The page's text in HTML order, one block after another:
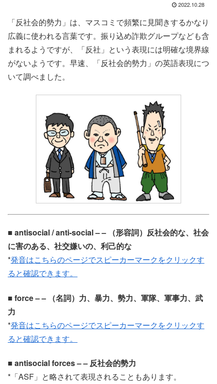
2022.10.28
「反社会的勢力」は、マスコミで頻繁に見聞きするかなり
広義に使われる言葉です。振り込め詐欺グループなども含
まれるようですが、「反社」という表現には明確な境界線
がないようです。早速、「反社会的勢力」の英語表現につ
いて調べました。
■ antisocial / anti-social – – （形容詞）反社会的な、社会
に害のある、社交嫌いの、利己的な
*発音はこちらのページでスピーカーマークをクリックす
ると確認できます。
■ force – – （名詞）力、暴力、勢力、軍隊、軍事力、武
力
*発音はこちらのページでスピーカーマークをクリックす
ると確認できます。
■ antisocial forces – – 反社会的勢力
*「ASF」と略されて表現されることもあります。